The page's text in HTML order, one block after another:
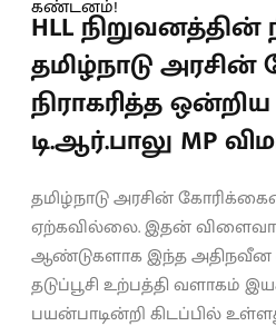
HLL
தமிழ்நாடு
நிராகரித்த ஒன்றிய
டி.ஆர்.பாலு MP
தமிழ்நாடு அரசின்
ஏற்கவில்லை. இதன்
ஆண்டுகளாக இந்த
தடுப்பூசி உற்பத்தி வளாகம்
பயன்பாடின்றி கிடப்பில்